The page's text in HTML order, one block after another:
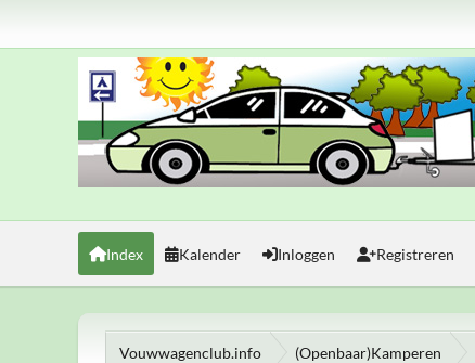
Index Kalender Inloggen Registreren
Vouwwagenclub.info (Openbaar)Kamperen